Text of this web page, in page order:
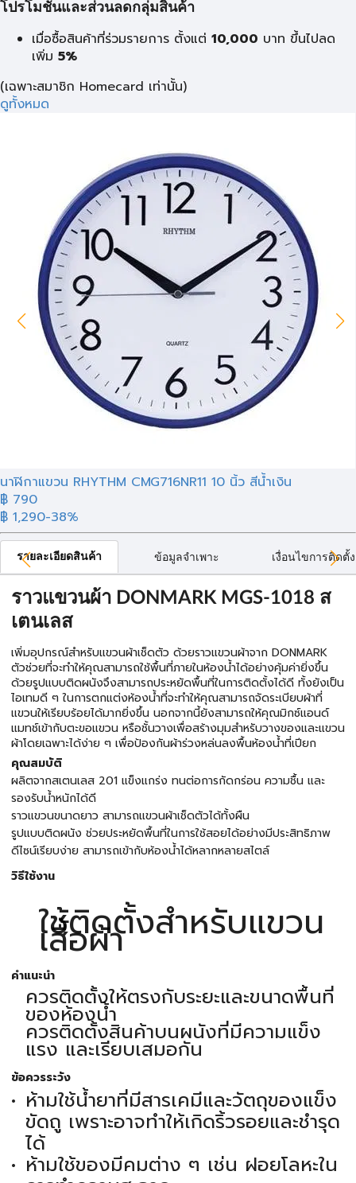
โปรโมชั่นและส่วนลดกลุ่มสินค้า
เมื่อซื้อสินค้าที่ร่วมรายการ ตั้งแต่ 10,000 บาท ขึ้นไปลด
เพิ่ม 5%
(เฉพาะสมาชิก Homecard เท่านั้น)
ดูทั้งหมด
นาฬิกาแขวน RHYTHM CMG716NR11 10 นิ้ว สีน้ำเงิน
฿ 790
฿ 1,290-38%
รายละเอียดสินค้า ข้อมูลจำเพาะ เงื่อนไขการติดตั้ง
ราวแขวนผ้า DONMARK MGS-1018 ส
เตนเลส
เพิ่มอุปกรณ์สำหรับแขวนผ้าเช็ดตัว ด้วยราวแขวนผ้าจาก DONMARK
ตัวช่วยที่จะทำให้คุณสามารถใช้พื้นที่ภายในห้องน้ำได้อย่างคุ้มค่ายิ่งขึ้น
ด้วยรูปแบบติดผนังจึงสามารถประหยัดพื้นที่ในการติดตั้งได้ดี ทั้งยังเป็น
ไอเทมดี ๆ ในการตกแต่งห้องน้ำที่จะทำให้คุณสามารถจัดระเบียบผ้าที่
แขวนให้เรียบร้อยได้มากยิ่งขึ้น นอกจากนี้ยังสามารถให้คุณมิกซ์แอนด์
แมทช์เข้ากับตะขอแขวน หรือชั้นวางเพื่อสร้างมุมสำหรับวางของและแขวน
ผ้าโดยเฉพาะได้ง่าย ๆ เพื่อป้องกันผ้าร่วงหล่นลงพื้นห้องน้ำที่เปียก
คุณสมบัติ
ผลิตจากสเตนเลส 201 แข็งแกร่ง ทนต่อการกัดกร่อน ความชื้น และ
รองรับน้ำหนักได้ดี
ราวแขวนขนาดยาว สามารถแขวนผ้าเช็ดตัวได้ทั้งผืน
รูปแบบติดผนัง ช่วยประหยัดพื้นที่ในการใช้สอยได้อย่างมีประสิทธิภาพ
ดีไซน์เรียบง่าย สามารถเข้ากับห้องน้ำได้หลากหลายสไตล์
วิธีใช้งาน
ใช้ติดตั้งสำหรับแขวน
เสื้อผ้า
คำแนะนำ
ควรติดตั้งให้ตรงกับระยะและขนาดพื้นที่
ของห้องน้ำ
ควรติดตั้งสินค้าบนผนังที่มีความแข็ง
แรง และเรียบเสมอกัน
ข้อควรระวัง
ห้ามใช้น้ำยาที่มีสารเคมีและวัตถุของแข็ง
ขัดถู เพราะอาจทำให้เกิดริ้วรอยและชำรุด
ได้
ห้ามใช้ของมีคมต่าง ๆ เช่น ฝอยโลหะใน